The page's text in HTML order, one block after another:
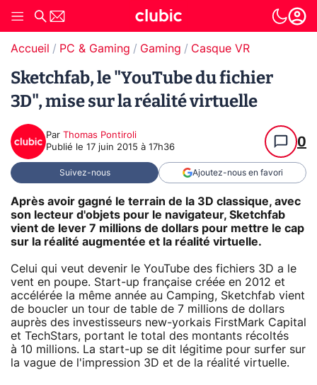
Accueil PC & Gaming Gaming Casque VR
Sketchfab, le "YouTube du fichier
3D", mise sur la réalité virtuelle
Par Thomas Pontiroli
Publié le 17 juin 2015 à 17h36 0
Suivez-nous Ajoutez-nous en favori
Après avoir gagné le terrain de la 3D classique, avec
son lecteur d'objets pour le navigateur, Sketchfab
vient de lever 7 millions de dollars pour mettre le cap
sur la réalité augmentée et la réalité virtuelle.
Celui qui veut devenir le YouTube des fichiers 3D a le
vent en poupe. Start-up française créée en 2012 et
accélérée la même année au Camping, Sketchfab vient
de boucler un tour de table de 7 millions de dollars
auprès des investisseurs new-yorkais FirstMark Capital
et TechStars, portant le total des montants récoltés
à 10 millions. La start-up se dit légitime pour surfer sur
la vague de l'impression 3D et de la réalité virtuelle.